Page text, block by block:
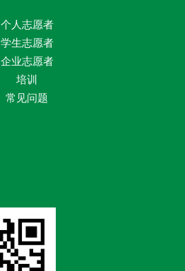
个人志愿者
学生志愿者
企业志愿者
培训
常见问题